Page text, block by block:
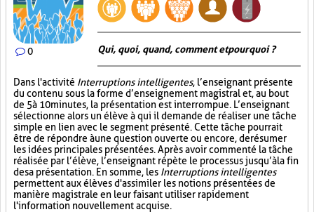
0 Qui, quoi, quand, comment et pourquoi ?
Dans l'activité Interruptions intelligentes, l’enseignant présente
du contenu sous la forme d’enseignement magistral et, au bout
de 5 à 10 minutes, la présentation est interrompue. L’enseignant
sélectionne alors un élève à qui il demande de réaliser une tâche
simple en lien avec le segment présenté. Cette tâche pourrait
être de répondre à une question ouverte ou encore, de résumer
les idées principales présentées. Après avoir commenté la tâche
réalisée par l’élève, l’enseignant répète le processus jusqu’à la fin
de sa présentation. En somme, les Interruptions intelligentes
permettent aux élèves d'assimiler les notions présentées de
manière magistrale en leur faisant utiliser rapidement
l'information nouvellement acquise.